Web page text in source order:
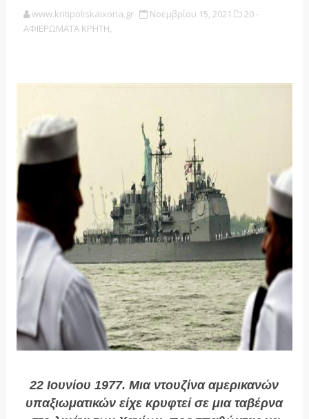
www.kritipoliskaixoria.gr Νοεμβρίου 15, 2021
20 -
ΑΦΙΕΡΩΜΑΤΑ ΚΡΗΤΗ,
22 Ιουνίου 1977. Μια ντουζίνα αμερικανών
υπαξιωματικών είχε κρυφτεί σε μια ταβέρνα